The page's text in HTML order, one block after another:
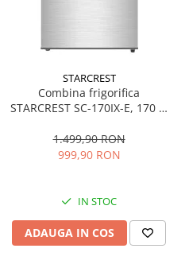
STARCREST
Combina frigorifica
STARCREST SC-170IX-E, 170 L,
reglabil, Iluminare LED,
Suprafata Inox antiamprenta,
1.499,90 RON
999,90 RON
IN STOC
ADAUGA IN COS